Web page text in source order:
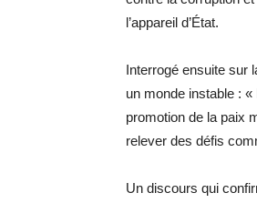
l’appareil d’État.
Interrogé ensuite sur
un monde instable :
promotion de la paix
relever des défis
Un discours qui